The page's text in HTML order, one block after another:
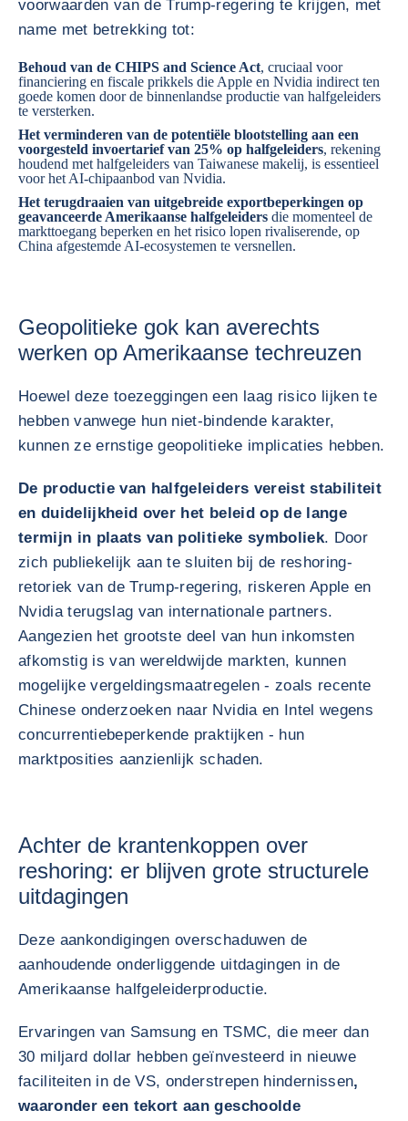
voorwaarden van de Trump-regering te krijgen, met
name met betrekking tot:
Behoud van de CHIPS and Science Act, cruciaal voor
financiering en fiscale prikkels die Apple en Nvidia indirect ten
goede komen door de binnenlandse productie van halfgeleiders
te versterken.
Het verminderen van de potentiële blootstelling aan een
voorgesteld invoertarief van 25% op halfgeleiders, rekening
houdend met halfgeleiders van Taiwanese makelij, is essentieel
voor het AI-chipaanbod van Nvidia.
Het terugdraaien van uitgebreide exportbeperkingen op
geavanceerde Amerikaanse halfgeleiders die momenteel de
markttoegang beperken en het risico lopen rivaliserende, op
China afgestemde AI-ecosystemen te versnellen.
Geopolitieke gok kan averechts
werken op Amerikaanse techreuzen
Hoewel deze toezeggingen een laag risico lijken te
hebben vanwege hun niet-bindende karakter,
kunnen ze ernstige geopolitieke implicaties hebben.
De productie van halfgeleiders vereist stabiliteit
en duidelijkheid over het beleid op de lange
termijn in plaats van politieke symboliek. Door
zich publiekelijk aan te sluiten bij de reshoring-
retoriek van de Trump-regering, riskeren Apple en
Nvidia terugslag van internationale partners.
Aangezien het grootste deel van hun inkomsten
afkomstig is van wereldwijde markten, kunnen
mogelijke vergeldingsmaatregelen - zoals recente
Chinese onderzoeken naar Nvidia en Intel wegens
concurrentiebeperkende praktijken - hun
marktposities aanzienlijk schaden.
Achter de krantenkoppen over
reshoring: er blijven grote structurele
uitdagingen
Deze aankondigingen overschaduwen de
aanhoudende onderliggende uitdagingen in de
Amerikaanse halfgeleiderproductie.
Ervaringen van Samsung en TSMC, die meer dan
30 miljard dollar hebben geïnvesteerd in nieuwe
faciliteiten in de VS, onderstrepen hindernissen,
waaronder een tekort aan geschoolde